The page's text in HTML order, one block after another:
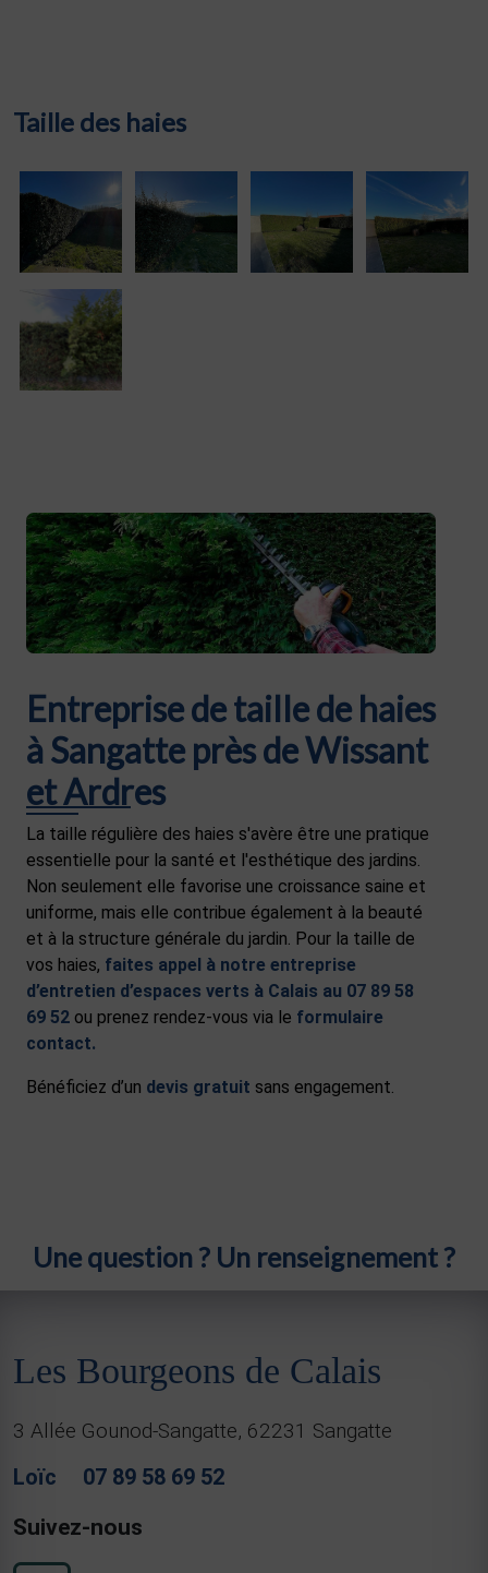
Taille des haies
Entreprise de taille de haies
à Sangatte près de Wissant
et Ardres
La taille régulière des haies s'avère être une pratique
essentielle pour la santé et l'esthétique des jardins.
Non seulement elle favorise une croissance saine et
uniforme, mais elle contribue également à la beauté
et à la structure générale du jardin. Pour la taille de
vos haies, faites appel à notre entreprise
d’entretien d’espaces verts à Calais au 07 89 58
69 52 ou prenez rendez-vous via le formulaire
contact.
Bénéficiez d’un devis gratuit sans engagement.
Une question ? Un renseignement ?
Les Bourgeons de Calais
3 Allée Gounod-Sangatte, 62231 Sangatte
Loïc
07 89 58 69 52
Suivez-nous